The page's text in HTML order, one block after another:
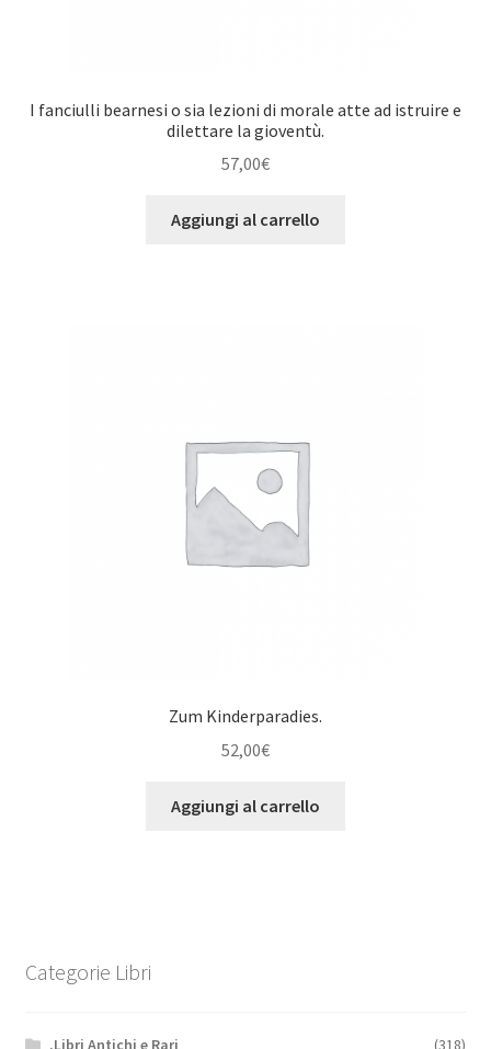
I fanciulli bearnesi o sia lezioni di morale atte ad istruire e
dilettare la gioventù.
57,00€
Aggiungi al carrello
Zum Kinderparadies.
52,00€
Aggiungi al carrello
Categorie Libri
.Libri Antichi e Rari (318)